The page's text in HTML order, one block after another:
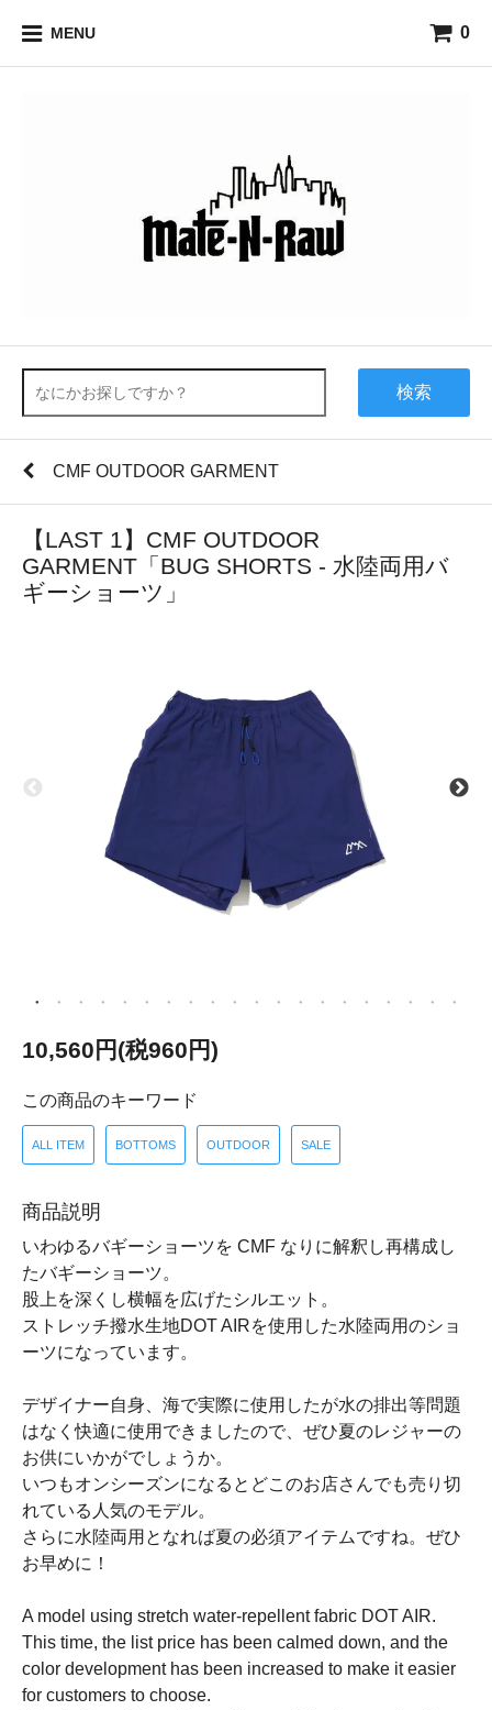
MENU 0
検索
CMF OUTDOOR GARMENT
【LAST 1】CMF OUTDOOR
GARMENT「BUG SHORTS - 水陸両用バ
ギーショーツ」
10,560円(税960円)
この商品のキーワード
ALL ITEM BOTTOMS OUTDOOR SALE
商品説明
いわゆるバギーショーツを CMF なりに解釈し再構成し
たバギーショーツ。
股上を深くし横幅を広げたシルエット。
ストレッチ撥水生地DOT AIRを使用した水陸両用のショ
ーツになっています。
デザイナー自身、海で実際に使用したが水の排出等問題
はなく快適に使用できましたので、ぜひ夏のレジャーの
お供にいかがでしょうか。
いつもオンシーズンになるとどこのお店さんでも売り切
れている人気のモデル。
さらに水陸両用となれば夏の必須アイテムですね。ぜひ
お早めに！
A model using stretch water-repellent fabric DOT AIR.
This time, the list price has been calmed down, and the
color development has been increased to make it easier
for customers to choose.